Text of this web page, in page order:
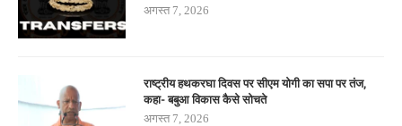
अगस्त 7, 2026
राष्ट्रीय हथकरघा दिवस पर सीएम योगी का सपा पर तंज,
कहा- बबुआ विकास कैसे सोचते
अगस्त 7, 2026